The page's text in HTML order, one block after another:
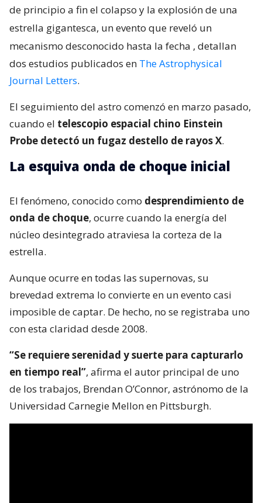
de principio a fin el colapso y la explosión de una
estrella gigantesca, un evento que reveló un
mecanismo desconocido hasta la fecha , detallan
dos estudios publicados en The Astrophysical
Journal Letters.
El seguimiento del astro comenzó en marzo pasado,
cuando el telescopio espacial chino Einstein
Probe detectó un fugaz destello de rayos X.
La esquiva onda de choque inicial
El fenómeno, conocido como desprendimiento de
onda de choque, ocurre cuando la energía del
núcleo desintegrado atraviesa la corteza de la
estrella.
Aunque ocurre en todas las supernovas, su
brevedad extrema lo convierte en un evento casi
imposible de captar. De hecho, no se registraba uno
con esta claridad desde 2008.
“Se requiere serenidad y suerte para capturarlo
en tiempo real”, afirma el autor principal de uno
de los trabajos, Brendan O’Connor, astrónomo de la
Universidad Carnegie Mellon en Pittsburgh.